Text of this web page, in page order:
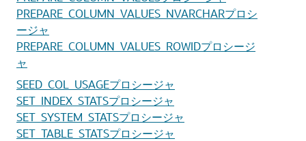
PREPARE_COLUMN_VALUES_NVARCHARプロシ
ージャ
PREPARE_COLUMN_VALUES_ROWIDプロシージ
ャ
SEED_COL_USAGEプロシージャ
SET_INDEX_STATSプロシージャ
SET_SYSTEM_STATSプロシージャ
SET_TABLE_STATSプロシージャ